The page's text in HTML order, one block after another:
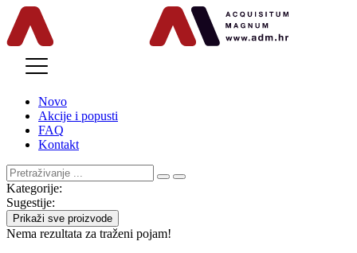
Novo
Akcije i popusti
FAQ
Kontakt
Kategorije:
Sugestije:
Prikaži sve proizvode
Nema rezultata za traženi pojam!